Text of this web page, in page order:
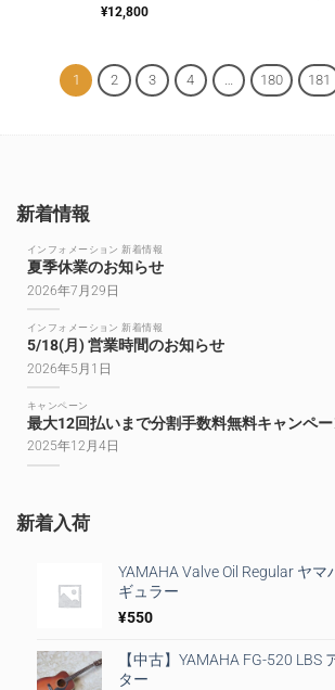
¥12,800
1 2 3 4 180 181
新着情報
インフォメーション 新着情報
夏季休業のお知らせ
2026年7月29日
インフォメーション 新着情報
5/18(月) 営業時間のお知らせ
2026年5月1日
キャンペーン
最大12回払いまで分割手数料無料キャンペー
2025年12月4日
新着入荷
YAMAHA Valve Oil Regular ヤ
ギュラー
¥550
【中古】YAMAHA FG-520 LBS
ター